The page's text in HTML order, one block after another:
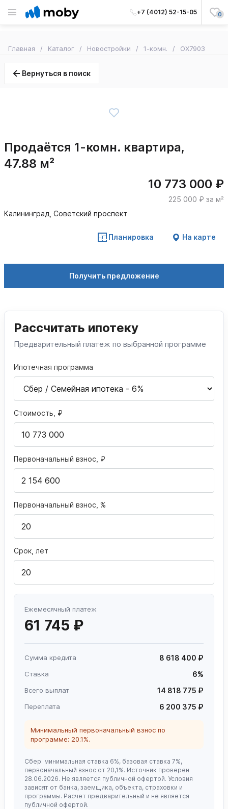
+7 (4012) 52-15-05 0
Главная Каталог Новостройки 1-комн. OX7903
Вернуться в поиск
Продаётся 1-комн. квартира,
47.88 м²
10 773 000 ₽
225 000 ₽ за м²
Калининград, Советский проспект
Планировка На карте
Получить предложение
Рассчитать ипотеку
Предварительный платеж по выбранной программе
Ипотечная программа
Стоимость, ₽
Первоначальный взнос, ₽
Первоначальный взнос, %
Срок, лет
Ежемесячный платеж
61 745 ₽
Сумма кредита 8 618 400 ₽
Ставка 6%
Всего выплат 14 818 775 ₽
Переплата 6 200 375 ₽
Минимальный первоначальный взнос по
программе: 20.1%.
Сбер: минимальная ставка 6%, базовая ставка 7%,
первоначальный взнос от 20,1%. Источник проверен
28.06.2026. Не является публичной офертой. Условия
зависят от банка, заемщика, объекта, страховки и
программы. Расчет предварительный и не является
публичной офертой.